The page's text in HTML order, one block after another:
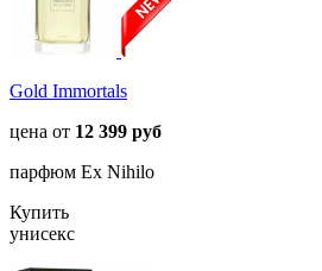
Gold Immortals
цена от 12 399 руб
парфюм Ex Nihilo
Купить
унисекс